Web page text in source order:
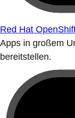
Red Hat
Apps in großem
bereitstellen.